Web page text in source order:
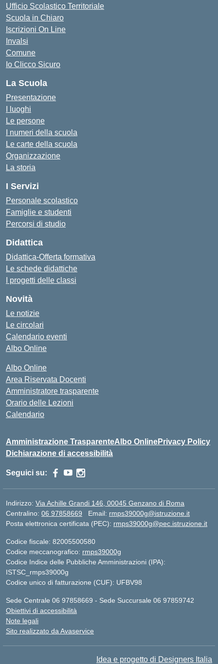
Ufficio Scolastico Territoriale
Scuola in Chiaro
Iscrizioni On Line
Invalsi
Comune
Io Clicco Sicuro
La Scuola
Presentazione
I luoghi
Le persone
I numeri della scuola
Le carte della scuola
Organizzazione
La storia
I Servizi
Personale scolastico
Famiglie e studenti
Percorsi di studio
Didattica
Didattica-Offerta formativa
Le schede didattiche
I progetti delle classi
Novità
Le notizie
Le circolari
Calendario eventi
Albo Online
Albo Online
Area Riservata Docenti
Amministratore trasparente
Orario delle Lezioni
Calendario
Amministrazione TrasparenteAlbo OnlinePrivacy Policy
Dichiarazione di accessibilità
Seguici su:
Indirizzo: Via Achille Grandi 146, 00045 Genzano di Roma
Centralino: 06 97858669 Email: rmps39000g@istruzione.it
Posta elettronica certificata (PEC): rmps39000g@pec.istruzione.it
Codice fiscale: 82005500580
Codice meccanografico: rmps39000g
Codice Indice delle Pubbliche Amministrazioni (IPA):
ISTSC_rmps39000g
Codice unico di fatturazione (CUF): UFBV98
Sede Centrale 06 97858669 - Sede Succursale 06 97859742
Obiettivi di accessibilità
Note legali
Sito realizzato da Avaservice
Idea e progetto di Designers Italia